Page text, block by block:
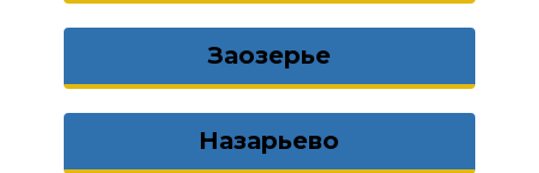
Заозерье
Назарьево